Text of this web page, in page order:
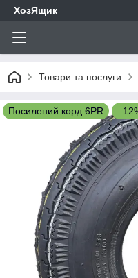
ХозЯщик
Товари та послуги
Посилений корд 6PR